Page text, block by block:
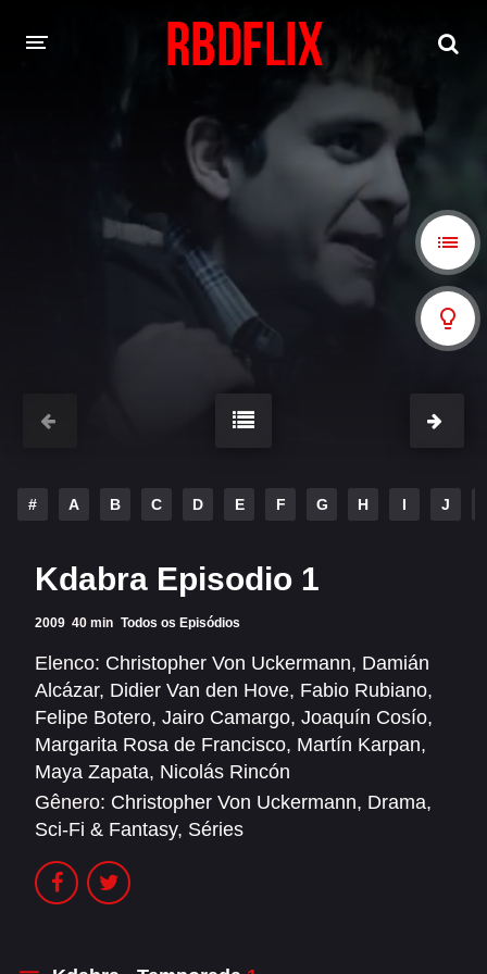
Rebelde: Dublado
Christopher Von Uckermann
Alfonso Herrera Anahí
Dulce María Maite Perroni
RBD
SÉRIES
Alfonso Herrera Anahí
Christian Chávez
Dulce María
RBD
# A B C D E F G H I J
Kdabra Episodio 1
2009 40 min Todos os Episódios
Elenco: Christopher Von Uckermann, Damián
Alcázar, Didier Van den Hove, Fabio Rubiano,
Felipe Botero, Jairo Camargo, Joaquín Cosío,
Margarita Rosa de Francisco, Martín Karpan,
Maya Zapata, Nicolás Rincón
Gênero: Christopher Von Uckermann, Drama,
Sci-Fi & Fantasy, Séries